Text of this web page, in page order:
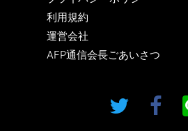
利用規約
運営会社
AFP通信会長ごあいさつ